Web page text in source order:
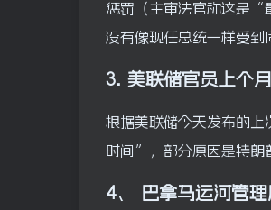
惩罚（主审法官称这是“
没有像现任总统一样受到
3. 美联储官员上个
根据美联储今天发布的上
时间”，部分原因是特朗
4、 巴拿马运河管